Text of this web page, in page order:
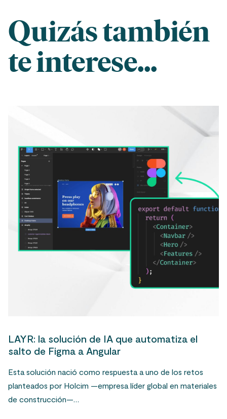
Quizás también
te interese...
LAYR: la solución de IA que automatiza el
salto de Figma a Angular
Esta solución nació como respuesta a uno de los retos
planteados por Holcim —empresa líder global en materiales
de construcción—…